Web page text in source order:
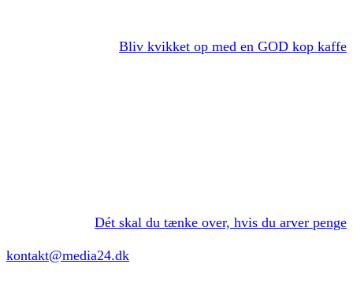
Bliv kvikket op med en GOD kop kaffe
Dét skal du tænke over, hvis du arver penge
kontakt@media24.dk